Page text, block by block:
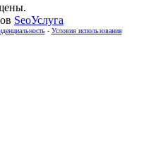
SeoУслуга
- Условия использования